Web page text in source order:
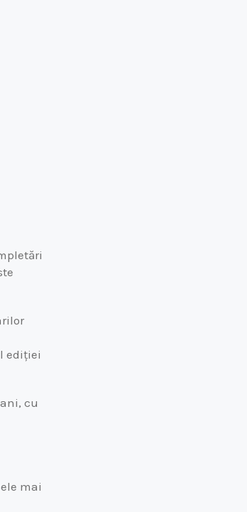
ediției
cu
mai